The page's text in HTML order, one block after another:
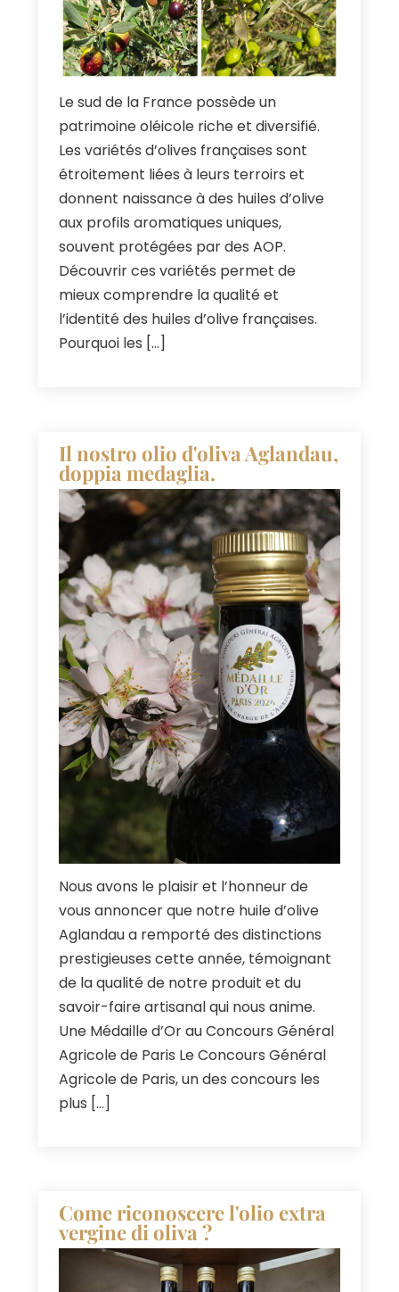
Le sud de la France possède un
patrimoine oléicole riche et diversifié.
Les variétés d’olives françaises sont
étroitement liées à leurs terroirs et
donnent naissance à des huiles d’olive
aux profils aromatiques uniques,
souvent protégées par des AOP.
Découvrir ces variétés permet de
mieux comprendre la qualité et
l’identité des huiles d’olive françaises.
Pourquoi les […]
Il nostro olio d'oliva Aglandau,
doppia medaglia.
Nous avons le plaisir et l’honneur de
vous annoncer que notre huile d’olive
Aglandau a remporté des distinctions
prestigieuses cette année, témoignant
de la qualité de notre produit et du
savoir-faire artisanal qui nous anime.
Une Médaille d’Or au Concours Général
Agricole de Paris Le Concours Général
Agricole de Paris,un des concours les
plus […]
Come riconoscere l'olio extra
vergine di oliva ?